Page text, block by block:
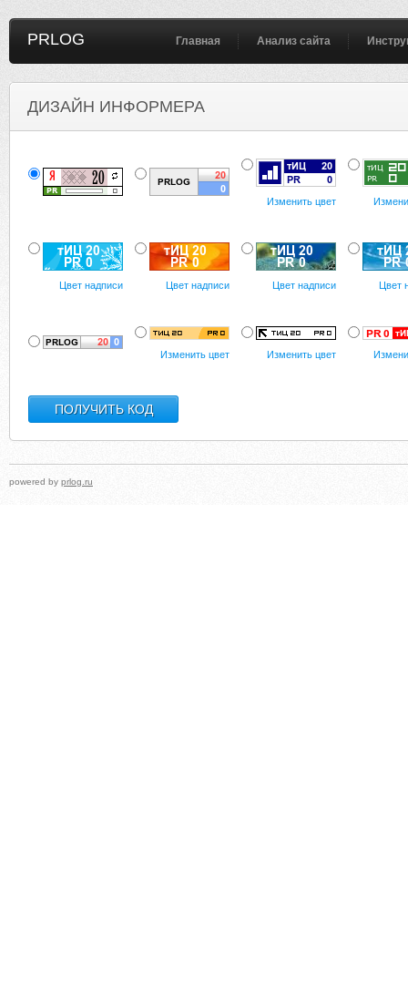
PRLOG Главная Анализ сайта
ДИЗАЙН ИНФОРМЕРА
Изменить цвет
Цвет надписи Цвет надписи Цвет надписи Цвет
Изменить цвет Изменить цвет
powered by prlog.ru